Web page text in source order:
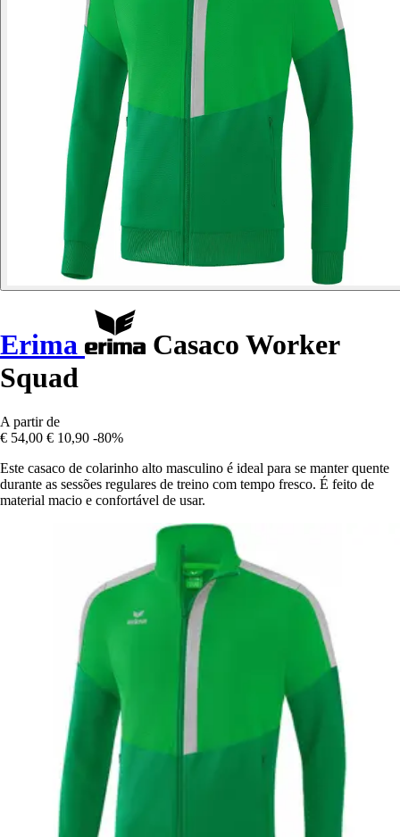
Erima
Casaco Worker
Squad
A partir de
€ 54,00 € 10,90 -80%
Este casaco de colarinho alto masculino é ideal para se manter quente
durante as sessões regulares de treino com tempo fresco. É feito de
material macio e confortável de usar.